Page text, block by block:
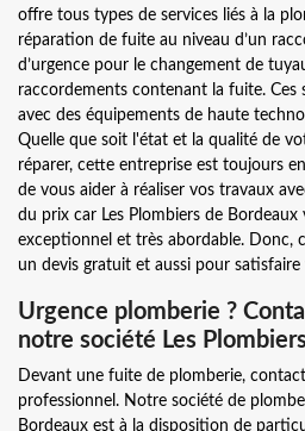
offre tous types de services liés à la
réparation de fuite au niveau d’un
d’urgence pour le changement de
raccordements contenant la fuite. Ces
avec des équipements de haute
Quelle que soit l'état et la qualité de
réparer, cette entreprise est toujours
de vous aider à réaliser vos travaux
du prix car Les Plombiers de
exceptionnel et très abordable. Donc,
un devis gratuit et aussi pour satisfaire
Urgence plomberie ?
notre société Les
Devant une fuite de plomberie,
professionnel. Notre société de
Bordeaux est à la disposition de